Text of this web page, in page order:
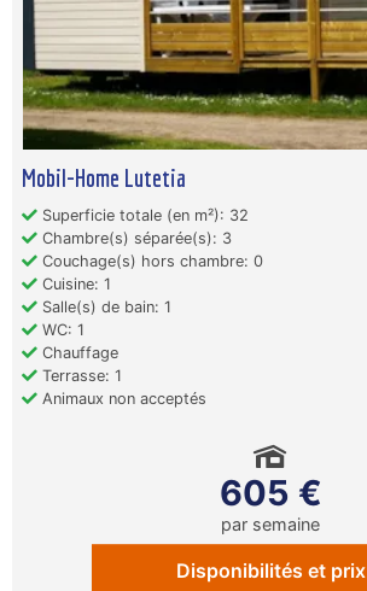
Mobil-Home Lutetia
Superficie totale (en m²): 32
Chambre(s) séparée(s): 3
Couchage(s) hors chambre: 0
Cuisine: 1
Salle(s) de bain: 1
WC: 1
Chauffage
Terrasse: 1
Animaux non acceptés
605 €
par semaine
Disponibilités et prix